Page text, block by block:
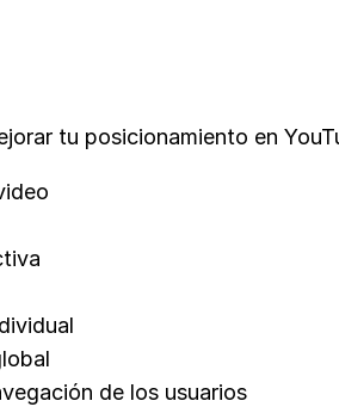
tu posicionamiento en
de los usuarios